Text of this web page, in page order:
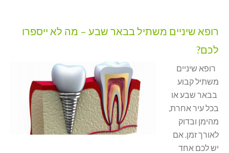
רופא שיניים משתיל בבאר שבע – מה לא ייספרו
לכם?
רופא שיניים
משתיל קבוע
בבאר שבע או
בכל עיר אחרת,
מהימן ובדוק
לאורך זמן. אם
יש לכם אחד